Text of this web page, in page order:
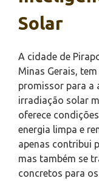
Solar
A cidade de
Minas Gerais,
promissor para a
irradiação solar
oferece
energia limpa e
apenas contribui
mas também se
concretos para